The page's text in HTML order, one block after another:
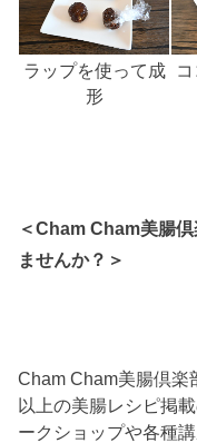
ラップを使って成
形
＜Cham Cham美腸
ませんか？＞
Cham Cham美腸倶楽
以上の美腸レシピ掲
ークショップや各種